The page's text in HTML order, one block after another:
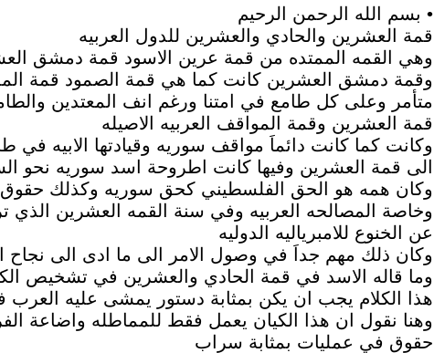
• بسم الله الرحمن الرحيم
قمة العشرين والحادي والعشرين للدول العربيه
وهي القمه الممتده من قمة عرين الاسود قمة دمشق
وقمة دمشق العشرين كانت كما هي قمة الصمود قمة
متأمر وعلى كل طامع في امتنا ورغم انف المعتدين
قمة العشرين وقمة المواقف العربيه الاصيله
وكانت كما كانت دائماَ مواقف سوريه وقيادتها الابيه
الى قمة العشرين وفيها كانت اطروحة اسد سوريه نحو
وكان همه هو الحق الفلسطيني كحق سوريه وكذلك حقوق
وخاصة المصالحه العربيه وفي سنة القمه العشرين الذي
عن الخنوع للامبرياليه الدوليه
وكان ذلك مهم جداَ في وصول الامر الى ما ادى الى نجاح
وما قاله الاسد في قمة الحادي والعشرين في تشخيص
هذا الكلام يجب ان يكن بمثابة دستور يمشى عليه العرب
وهنا نقول ان هذا الكيان يعمل فقط للمماطله
حقوق في عمليات بمثابة سراب